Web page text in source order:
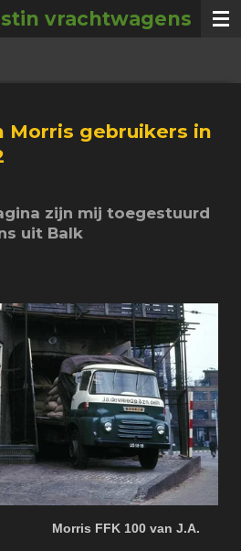
vrachtwagens
gebruikers in
zijn mij toegestuurd
uit Balk
100 van J.A.